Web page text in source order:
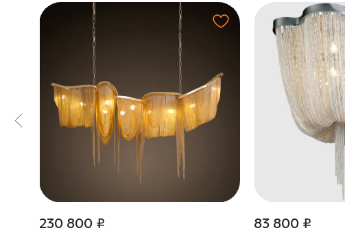
230 800 ₽ 83 800 ₽